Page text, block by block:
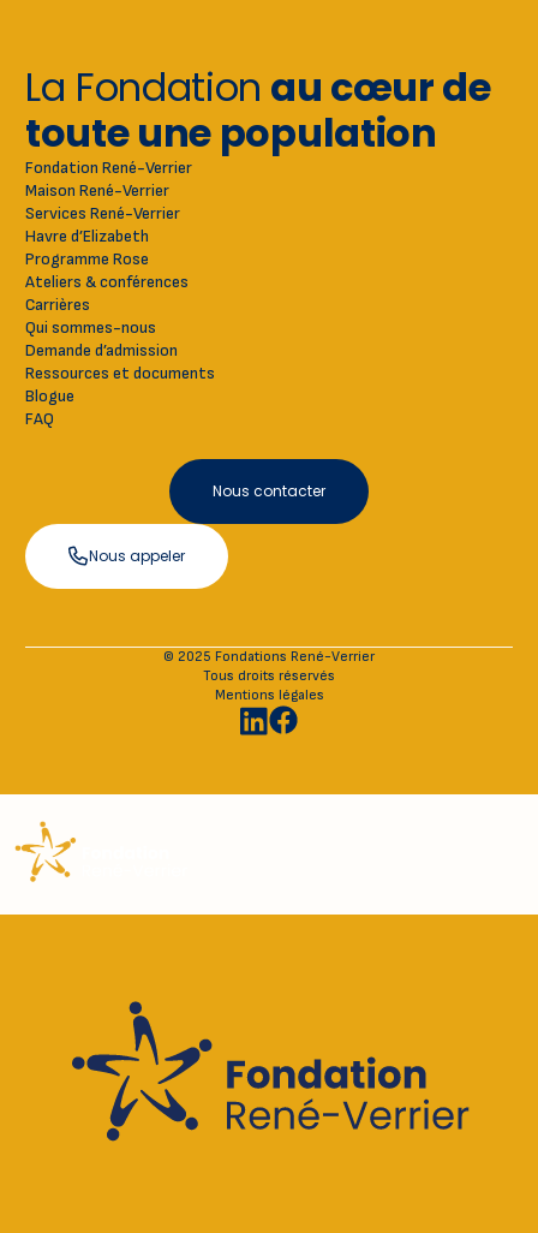
La Fondation au cœur de
toute une population
Fondation René-Verrier
Maison René-Verrier
Services René-Verrier
Havre d’Elizabeth
Programme Rose
Ateliers & conférences
Carrières
Qui sommes-nous
Demande d’admission
Ressources et documents
Blogue
FAQ
Nous contacter
Nous appeler
© 2025 Fondations René-Verrier
Tous droits réservés
Mentions légales